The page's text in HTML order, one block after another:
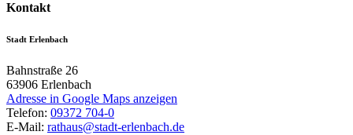
Kontakt
Stadt Erlenbach
Bahnstraße 26
63906 Erlenbach
Adresse in Google Maps anzeigen
Telefon: 09372 704-0
E-Mail: rathaus@stadt-erlenbach.de